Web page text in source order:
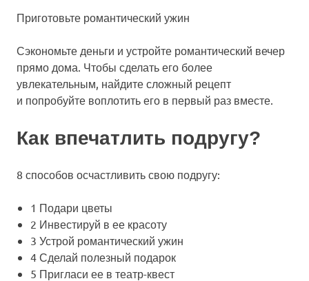
Приготовьте романтический ужин
Сэкономьте деньги и устройте романтический вечер
прямо дома. Чтобы сделать его более
увлекательным, найдите сложный рецепт
и попробуйте воплотить его в первый раз вместе.
Как впечатлить подругу?
8 способов осчастливить свою подругу:
1 Подари цветы
2 Инвестируй в ее красоту
3 Устрой романтический ужин
4 Сделай полезный подарок
5 Пригласи ее в театр-квест